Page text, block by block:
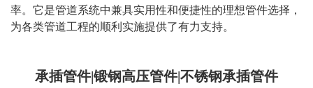
率。它是管道系统中兼具实用性和便捷性的理想管件选择，
为各类管道工程的顺利实施提供了有力支持。
承插管件|锻钢高压管件|不锈钢承插管件